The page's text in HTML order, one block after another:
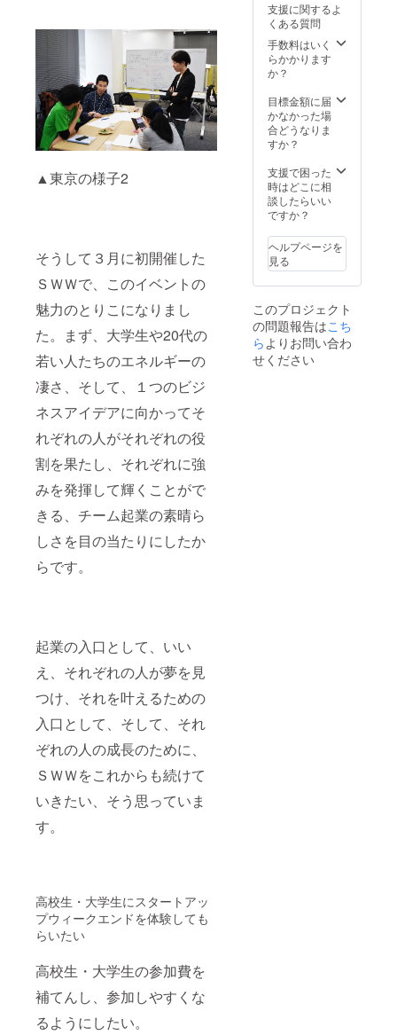
▲東京の様子2
そうして３月に初開催した
ＳＷＷで、このイベントの
魅力のとりこになりまし
た。まず、大学生や20代の
若い人たちのエネルギーの
凄さ、そして、１つのビジ
ネスアイデアに向かってそ
れぞれの人がそれぞれの役
割を果たし、それぞれに強
みを発揮して輝くことがで
きる、チーム起業の素晴ら
しさを目の当たりにしたか
らです。
起業の入口として、いい
え、それぞれの人が夢を見
つけ、それを叶えるための
入口として、そして、それ
ぞれの人の成長のために、
ＳＷＷをこれからも続けて
いきたい、そう思っていま
す。
高校生・大学生にスタートアッ
プウィークエンドを体験しても
らいたい
高校生・大学生の参加費を
補てんし、参加しやすくな
るようにしたい。
支援に関するよ
くある質問
手数料はいく
らかかります
か？
目標金額に届
かなかった場
合どうなりま
すか？
支援で困った
時はどこに相
談したらいい
ですか？
ヘルプページを
見る
このプロジェクト
の問題報告はこち
らよりお問い合わ
せください